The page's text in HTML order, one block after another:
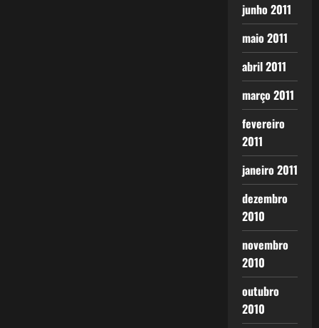
junho 2011
maio 2011
abril 2011
março 2011
fevereiro
2011
janeiro 2011
dezembro
2010
novembro
2010
outubro
2010